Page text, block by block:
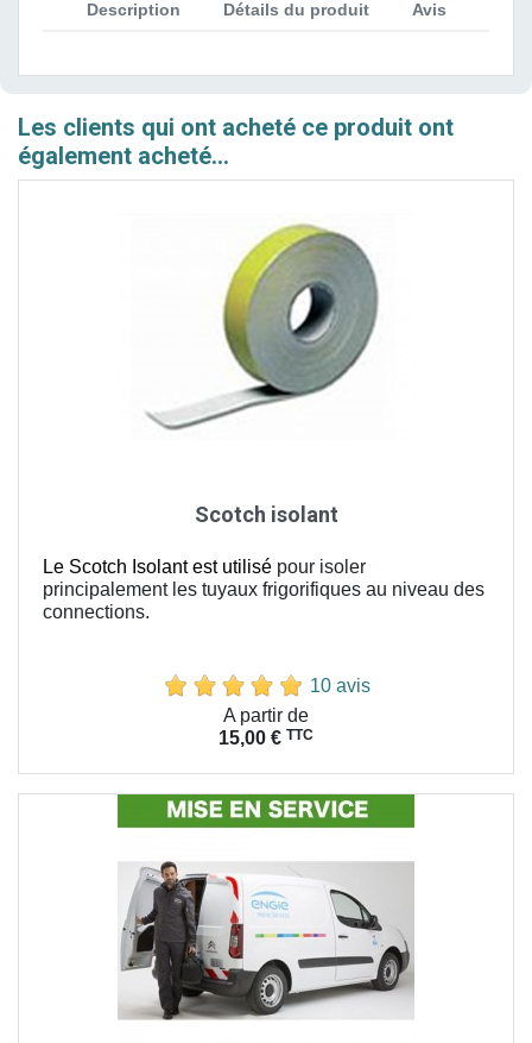
Description Détails du produit Avis
Les clients qui ont acheté ce produit ont
également acheté...
Scotch isolant
Le Scotch Isolant est utilisé pour isoler
principalement les tuyaux frigorifiques au niveau des
connections.
10 avis
A partir de
15,00 € TTC